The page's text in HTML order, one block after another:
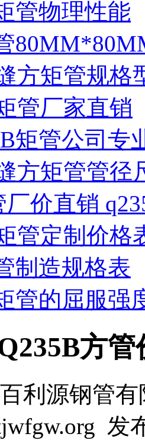
管物理性能
方矩管规格
管厂家直销
矩管公司专
方矩管管
厂价直销
管定制价格
制造规格表
管的屈服强
方
利源钢管
发